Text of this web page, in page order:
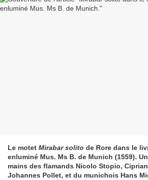
Le motet Mirabar solito de Rore dans le
enluminé Mus. Ms B. de Munich (1559).
mains des flamands Nicolo Stopio,
Johannes Pollet, et du munichois Hans